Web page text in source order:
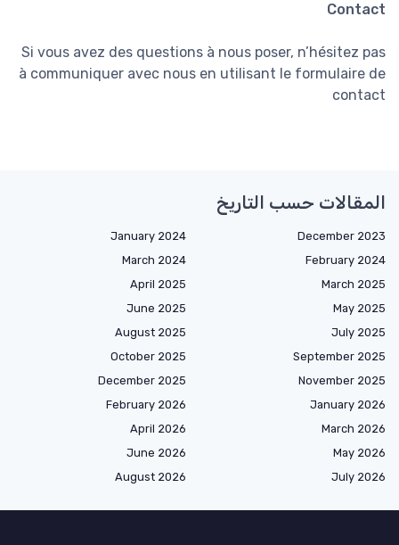
Contact
Si vous avez des questions à nous poser, n’hésitez pas
à communiquer avec nous en utilisant le formulaire de
contact
المقالات حسب التاريخ
December 2023
January 2024
February 2024
March 2024
March 2025
April 2025
May 2025
June 2025
July 2025
August 2025
September 2025
October 2025
November 2025
December 2025
January 2026
February 2026
March 2026
April 2026
May 2026
June 2026
July 2026
August 2026